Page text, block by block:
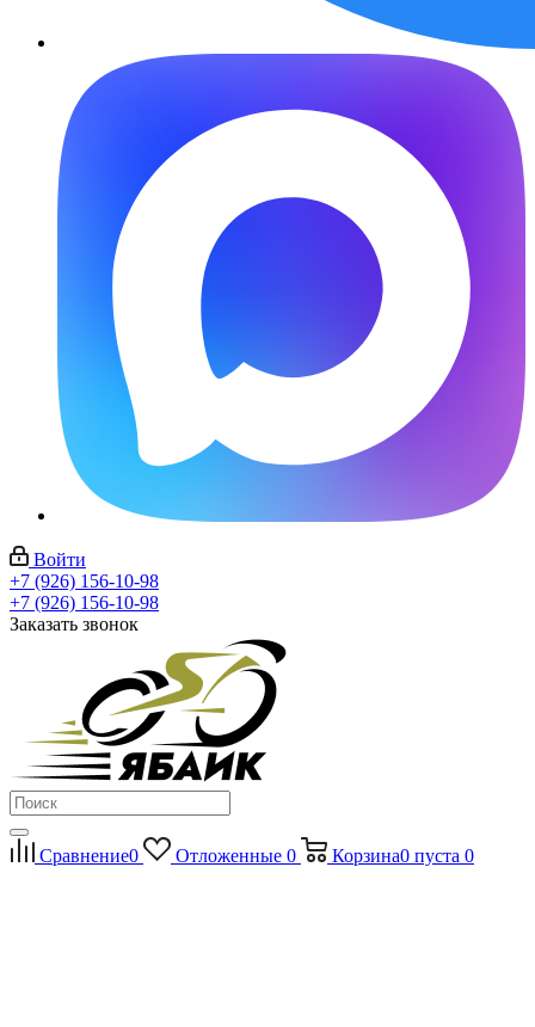
Войти
+7 (926) 156-10-98
+7 (926) 156-10-98
Заказать звонок
Сравнение0 Отложенные 0 Корзина0 пуста 0